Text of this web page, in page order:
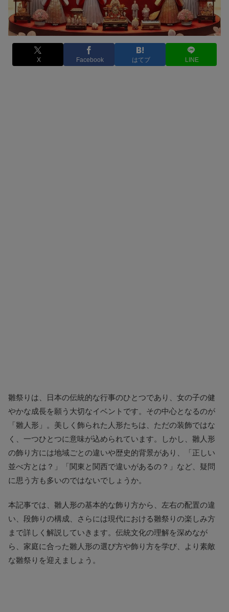
X Facebook はてブ LINE
雛祭りは、日本の伝統的な行事のひとつであり、女の子の健
やかな成長を願う大切なイベントです。その中心となるのが
「雛人形」。美しく飾られた人形たちは、ただの装飾ではな
く、一つひとつに意味が込められています。しかし、雛人形
の飾り方には地域ごとの違いや歴史的背景があり、「正しい
並べ方とは？」「関東と関西で違いがあるの？」など、疑問
に思う方も多いのではないでしょうか。
本記事では、雛人形の基本的な飾り方から、左右の配置の違
い、段飾りの構成、さらには現代における雛祭りの楽しみ方
まで詳しく解説していきます。伝統文化の理解を深めなが
ら、家庭に合った雛人形の選び方や飾り方を学び、より素敵
な雛祭りを迎えましょう。